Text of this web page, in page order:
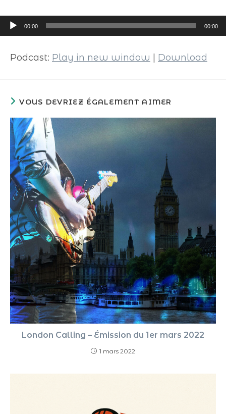
Lecteur
audio
00:00 00:00
Podcast: Play in new window Download
VOUS DEVRIEZ ÉGALEMENT AIMER
London Calling – Émission du 1er mars 2022
1 mars 2022